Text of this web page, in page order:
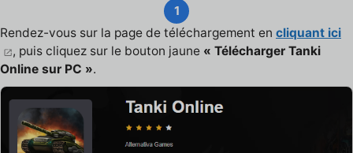
1
Rendez-vous sur la page de téléchargement en cliquant ici
, puis cliquez sur le bouton jaune « Télécharger Tanki
Online sur PC ».